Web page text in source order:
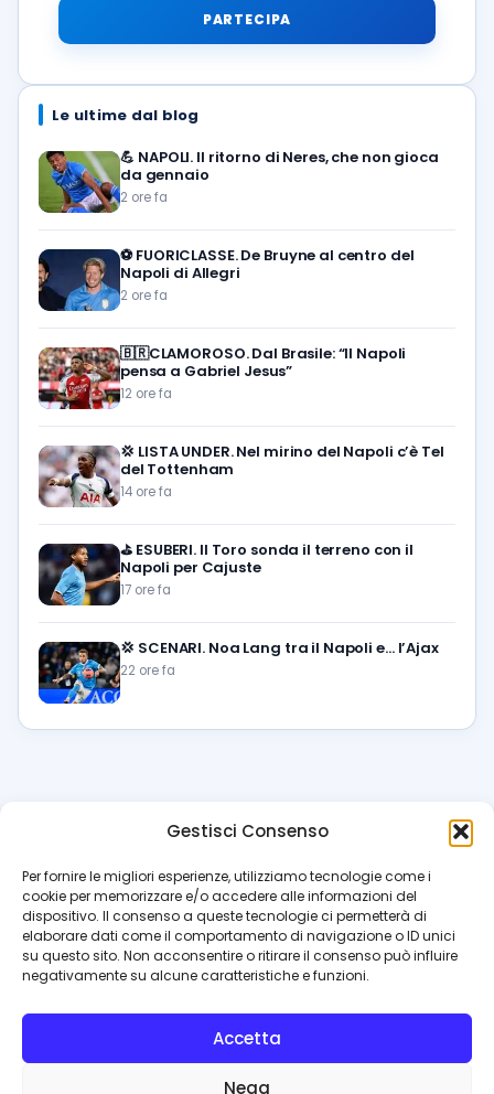
Gestisci Consenso
Per fornire le migliori esperienze, utilizziamo tecnologie come i
cookie per memorizzare e/o accedere alle informazioni del
dispositivo. Il consenso a queste tecnologie ci permetterà di
elaborare dati come il comportamento di navigazione o ID unici
su questo sito. Non acconsentire o ritirare il consenso può influire
negativamente su alcune caratteristiche e funzioni.
Accetta
Nega
PARTECIPA
Le ultime dal blog
💪 NAPOLI. Il ritorno di Neres, che non gioca
da gennaio
2 ore fa
⚽️ FUORICLASSE. De Bruyne al centro del
Napoli di Allegri
2 ore fa
🇧🇷CLAMOROSO. Dal Brasile: “Il Napoli
pensa a Gabriel Jesus”
12 ore fa
💢 LISTA UNDER. Nel mirino del Napoli c’è Tel
del Tottenham
14 ore fa
⛳ ESUBERI. Il Toro sonda il terreno con il
Napoli per Cajuste
17 ore fa
💢 SCENARI. Noa Lang tra il Napoli e… l’Ajax
22 ore fa
azzurrissimo.it
Il blog di riferimento per i tifosi del Napoli. News, interviste,
pagelle e calciomercato. Testata giornalistica registrata
al Tribunale di Napoli (n. 48 dell’08/10/2012). Direttore Luca
Perillo
INFO
Contattaci